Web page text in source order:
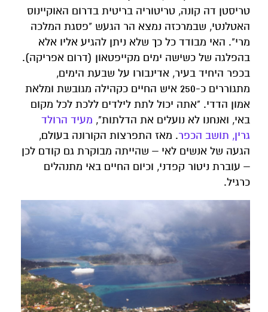
טריסטן דה קונה, טריטוריה בריטית בדרום האוקיינוס
האטלנטי, שבמרכזה נמצא הר הגעש "פסגת המלכה
מרי". האי מבודד כל כך שלא ניתן להגיע אליו אלא
בהפלגה של כשישה ימים מקייפטאון (דרום אפריקה).
בכפר היחיד בעיר, אדינבורו על שבעת הימים,
מתגוררים כ-250 איש החיים כקהילה מגובשת ומלאת
אמון הדדי. "אתה יכול לתת לילדים ללכת לכל מקום
באי, ואנחנו לא נועלים את הדלתות", מעיד הרולד
גרין, תושב הכפר. מאז התפרצות הקורונה בעולם,
הגעה של אנשים לאי – שהייתה מבוקרת גם קודם לכן
– עוברת ניטור קפדני, וכיום החיים באי מתנהלים
כרגיל.